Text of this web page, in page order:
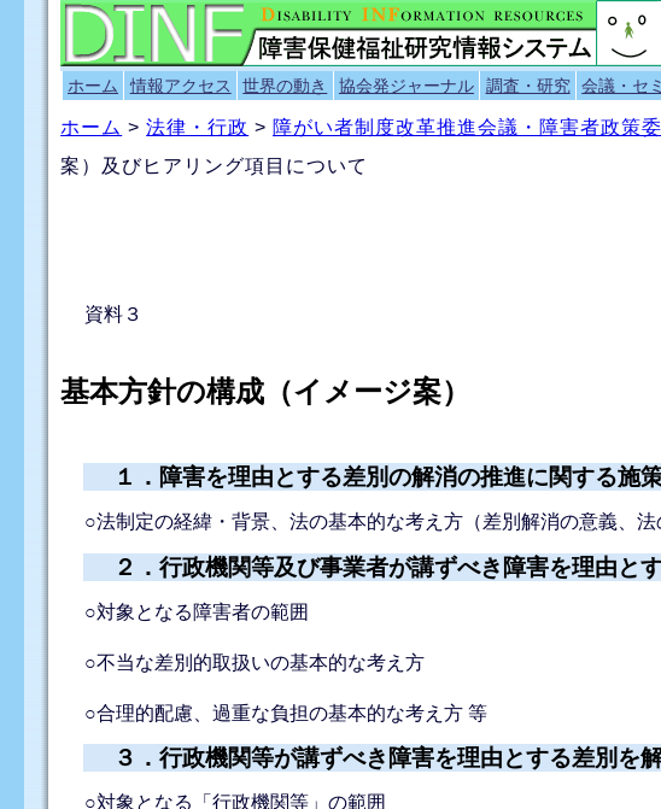
ホーム 情報アクセス 世界の動き 協会発ジャーナル 調査・研究 会議・セ
ホーム >法律・行政 > 障がい者制度改革推進会議・障害者政策
案）及びヒアリング項目について
資料３
基本方針の構成（イメージ案）
１．障害を理由とする差別の解消の推進に関する施
○法制定の経緯・背景、法の基本的な考え方（差別解消の意義、
２．行政機関等及び事業者が講ずべき障害を理由と
○対象となる障害者の範囲
○不当な差別的取扱いの基本的な考え方
○合理的配慮、過重な負担の基本的な考え方 等
３．行政機関等が講ずべき障害を理由とする差別を
○対象となる「行政機関等」の範囲